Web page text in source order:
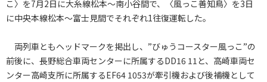
こ〉を7月2日に大糸線松本～南小谷間で、〈風っこ善知鳥〉を3日
に中央本線松本～富士見間でそれぞれ1往復運転した。
両列車ともヘッドマークを掲出し、”びゅうコースター風っこ”の
前後に、長野総合車両センターに所属するDD16 11と、高崎車両セ
ンター高崎支所に所属するEF64 1053が牽引機および後補機として